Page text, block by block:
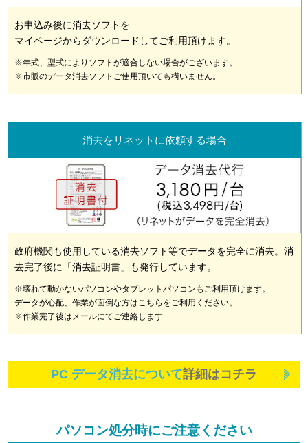
お申込み後に消去ソフトを
マイページからダウンロードしてご利用頂けます。
※年式、型式によりソフトが適合しない場合がございます。
※市販のデータ消去ソフトご使用頂いても構いません。
消去をリネットに依頼する場合
政府機関も使用している消去ソフト等でデータを完全に消去。消
去完了後に「消去証明書」も発行しています。
※壊れて動かないパソコンやタブレットパソコンもご利用頂けます。
データが心配、作業が面倒な方はこちらをご利用ください。
※作業完了後はメールにてご連絡します
PC データ消去について詳細はコチラ
パソコン処分時にご注意ください